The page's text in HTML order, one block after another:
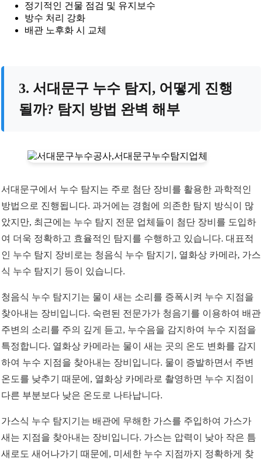
정기적인 건물 점검 및 유지보수
방수 처리 강화
배관 노후화 시 교체
3. 서대문구 누수 탐지, 어떻게 진행
될까? 탐지 방법 완벽 해부
서대문구에서 누수 탐지는 주로 첨단 장비를 활용한 과학적인
방법으로 진행됩니다. 과거에는 경험에 의존한 탐지 방식이 많
았지만, 최근에는 누수 탐지 전문 업체들이 첨단 장비를 도입하
여 더욱 정확하고 효율적인 탐지를 수행하고 있습니다. 대표적
인 누수 탐지 장비로는 청음식 누수 탐지기, 열화상 카메라, 가스
식 누수 탐지기 등이 있습니다.
청음식 누수 탐지기는 물이 새는 소리를 증폭시켜 누수 지점을
찾아내는 장비입니다. 숙련된 전문가가 청음기를 이용하여 배관
주변의 소리를 주의 깊게 듣고, 누수음을 감지하여 누수 지점을
특정합니다. 열화상 카메라는 물이 새는 곳의 온도 변화를 감지
하여 누수 지점을 찾아내는 장비입니다. 물이 증발하면서 주변
온도를 낮추기 때문에, 열화상 카메라로 촬영하면 누수 지점이
다른 부분보다 낮은 온도로 나타납니다.
가스식 누수 탐지기는 배관에 무해한 가스를 주입하여 가스가
새는 지점을 찾아내는 장비입니다. 가스는 압력이 낮아 작은 틈
새로도 새어나가기 때문에, 미세한 누수 지점까지 정확하게 찾